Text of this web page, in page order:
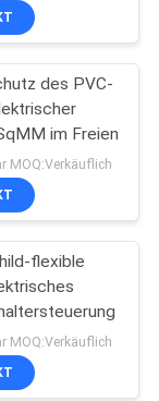
null
140
108
des PVC-
im Freien
MOQ:Verkäuflich
flexible
MOQ:Verkäuflich